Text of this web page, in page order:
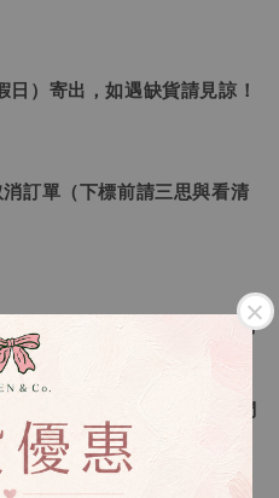
）寄出，如遇缺貨請見諒！
訂單（下標前請三思與看清
為止，如下單後遇缺貨情形請
的，若遇到缺貨或者調價我們
道即時貨況還請主動聯繫後